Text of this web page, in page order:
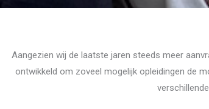
Aangezien wij de laatste jaren steeds meer
ontwikkeld om zoveel mogelijk opleidingen de